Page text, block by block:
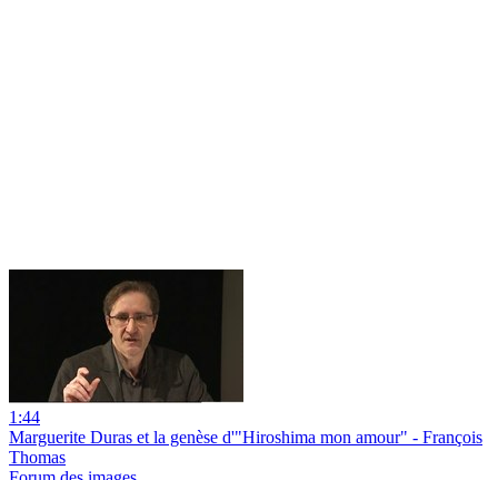
1:44
Marguerite Duras et la genèse d'"Hiroshima mon amour" - François
Thomas